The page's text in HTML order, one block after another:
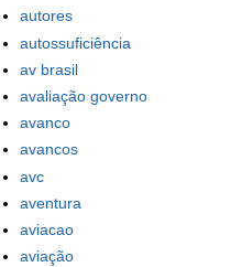
autores
autossuficiência
av brasil
avaliação governo
avanco
avancos
avc
aventura
aviacao
aviação